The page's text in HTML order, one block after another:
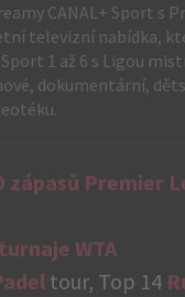
CANAL+ Sport s
televizní nabídka,
1 až 6 s Ligou
dokumentární,
zápasů Premier
turnaje WTA
tour, Top 14